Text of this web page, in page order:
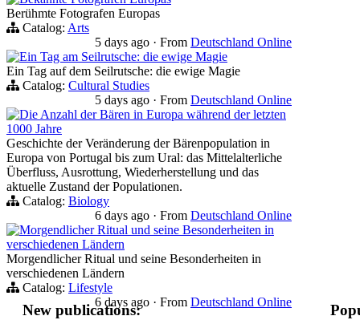
Berühmte Fotografen Europas
Catalog: Arts
5 days ago · From Deutschland Online
Ein Tag am Seilrutsche: die ewige Magie
Ein Tag auf dem Seilrutsche: die ewige Magie
Catalog: Cultural Studies
5 days ago · From Deutschland Online
Die Anzahl der Bären in Europa während der letzten
1000 Jahre
Geschichte der Veränderung der Bärenpopulation in
Europa von Portugal bis zum Ural: das Mittelalterliche
Überfluss, Ausrottung, Wiederherstellung und das
aktuelle Zustand der Populationen.
Catalog: Biology
6 days ago · From Deutschland Online
Morgendlicher Ritual und seine Besonderheiten in
verschiedenen Ländern
Morgendlicher Ritual und seine Besonderheiten in
verschiedenen Ländern
Catalog: Lifestyle
6 days ago · From Deutschland Online
New publications: